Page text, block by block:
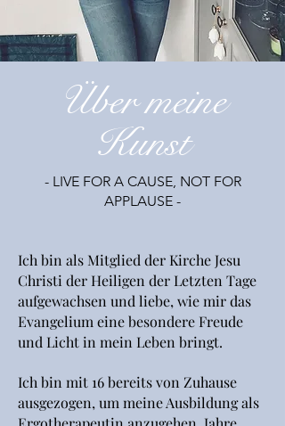
Über meine
Kunst
- LIVE FOR A CAUSE, NOT FOR
APPLAUSE -
Ich bin als Mitglied der Kirche Jesu
Christi der Heiligen der Letzten Tage
aufgewachsen und liebe, wie mir das
Evangelium eine besondere Freude
und Licht in mein Leben bringt.
Ich bin mit 16 bereits von Zuhause
ausgezogen, um meine Ausbildung als